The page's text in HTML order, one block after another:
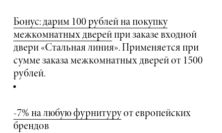
Бонус: дарим 100 рублей на покупку
межкомнатных дверейпри заказе входной
двери «Стальная линия». Применяется при
сумме заказа межкомнатных дверей от 1500
рублей.
-7% на любую фурнитуруот европейских
брендов